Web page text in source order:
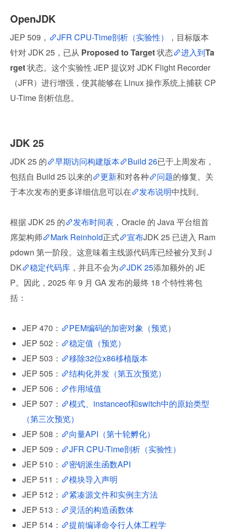
OpenJDK
JEP 509， JFR CPU-Time剖析（实验性）
，目标版本
针对 JDK 25，已从 Proposed to Target 状态 进入到Ta
rget 状态。这个实验性 JEP 提议对 JDK Flight Recorder
（JFR）进行增强，使其能够在 Linux 操作系统上捕获 CP
U-Time 剖析信息。
JDK 25
JDK 25 的 早期访问构建版本 Build 26已于上周发布，
包括自 Build 25 以来的
更新和对各种 问题的修复。关
于本次发布的更多详细信息可以在
发布说明中找到。
根据 JDK 25 的 发布时间表 ，Oracle 的 Java 平台组首
席架构师
Mark Reinhold正式 宣布JDK 25 已进入 Ram
pdown 第一阶段。这意味着主线源代码库已经被分叉到 J
DK
稳定代码库 ，并且不会为 JDK 25添加额外的 JE
P。因此，2025 年 9 月 GA 发布的最终 18 个特性将包
括：
JEP 470： PEM编码的加密对象（预览）
JEP 502：
稳定值（预览）
JEP 503：
移除32位x86移植版本
JEP 505：
结构化并发（第五次预览）
JEP 506：
作用域值
JEP 507：
模式、instanceof和switch中的原始类型
（第三次预览）
JEP 508：
向量API（第十轮孵化）
JEP 509：
JFR CPU-Time剖析（实验性）
JEP 510：
密钥派生函数API
JEP 511：
模块导入声明
JEP 512：
紧凑源文件和实例主方法
JEP 513：
灵活的构造函数体
JEP 514：
提前编译命令行人体工程学